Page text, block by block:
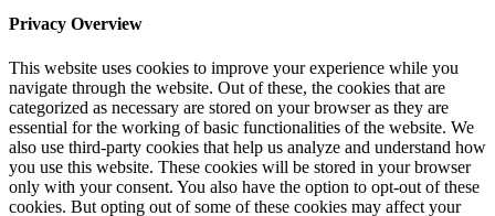
Privacy Overview
This website uses cookies to improve your experience while you
navigate through the website. Out of these, the cookies that are
categorized as necessary are stored on your browser as they are
essential for the working of basic functionalities of the website. We
also use third-party cookies that help us analyze and understand how
you use this website. These cookies will be stored in your browser
only with your consent. You also have the option to opt-out of these
cookies. But opting out of some of these cookies may affect your